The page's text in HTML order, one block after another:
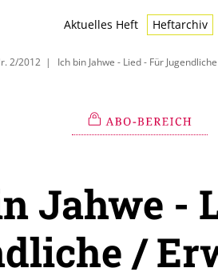
Aktuelles Heft Heftarchiv
2/2012 Ich bin Jahwe - Lied - Für
Jahwe -
/